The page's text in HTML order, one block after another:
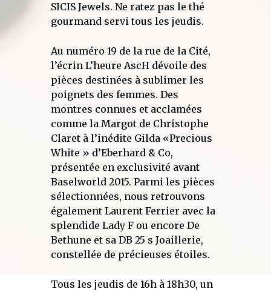
SICIS Jewels. Ne ratez pas le thé
gourmand servi tous les jeudis.
Au numéro 19 de la rue de la Cité,
l’écrin L’heure AscH dévoile des
pièces destinées à sublimer les
poignets des femmes. Des
montres connues et acclamées
comme la Margot de Christophe
Claret à l’inédite Gilda «Precious
White » d’Eberhard & Co,
présentée en exclusivité avant
Baselworld 2015. Parmi les pièces
sélectionnées, nous retrouvons
également Laurent Ferrier avec la
splendide Lady F ou encore De
Bethune et sa DB 25 s Joaillerie,
constellée de précieuses étoiles.
Tous les jeudis de 16h à 18h30, un